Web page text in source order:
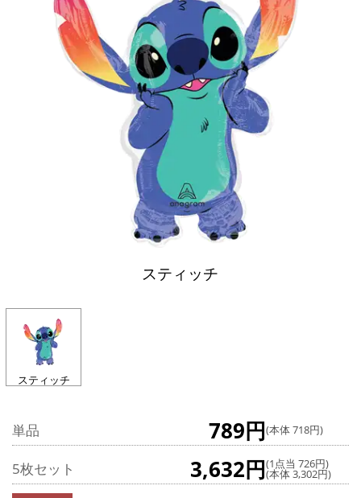
スティッチ
スティッチ
単品 789円(本体 718円)
5枚セット 3,632円(1点当 726円)
(本体 3,302円)